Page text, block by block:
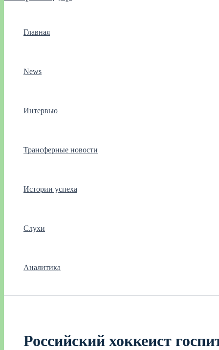
Главная
News
Интервью
Трансферные новости
Истории успеха
Слухи
Аналитика
Российский хоккеист